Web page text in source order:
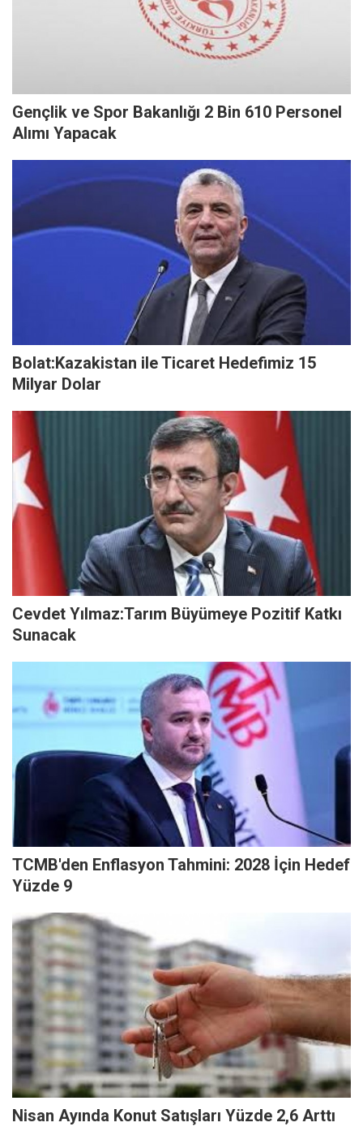
Gençlik ve Spor Bakanlığı 2 Bin 610 Personel
Alımı Yapacak
Bolat:Kazakistan ile Ticaret Hedefimiz 15
Milyar Dolar
Cevdet Yılmaz:Tarım Büyümeye Pozitif Katkı
Sunacak
TCMB'den Enflasyon Tahmini: 2028 İçin Hedef
Yüzde 9
Nisan Ayında Konut Satışları Yüzde 2,6 Arttı